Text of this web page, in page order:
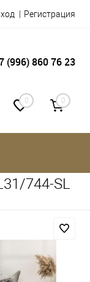
Регистрация
(996) 860 76 23
0 0
744-SL